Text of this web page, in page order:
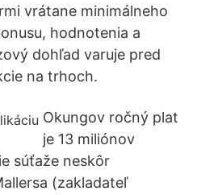
vrátane minimálneho
hodnotenia a
dohľad varuje pred
na trhoch.
Okungov ročný plat
je 13 miliónov
súťaže neskôr
(zakladateľ